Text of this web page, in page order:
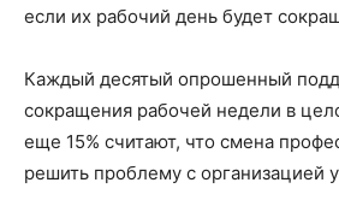
если их рабочий день будет
Каждый десятый опрошенный
сокращения рабочей недели в
еще 15% считают, что смена
решить проблему с организацией